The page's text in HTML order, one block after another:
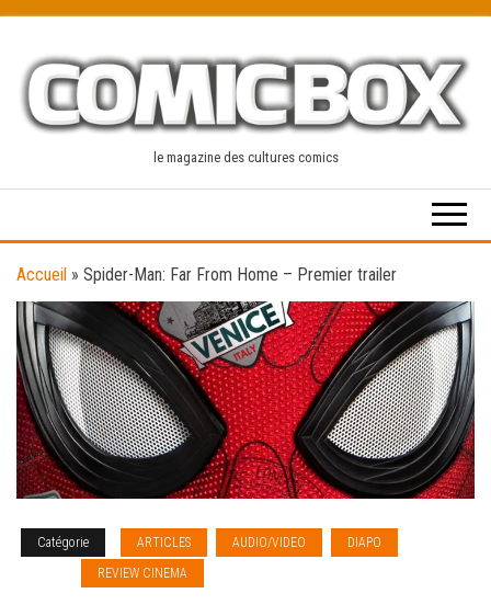
content
le magazine des cultures comics
Accueil » Spider-Man: Far From Home – Premier trailer
Catégorie ARTICLES AUDIO/VIDEO DIAPO
REVIEW CINEMA